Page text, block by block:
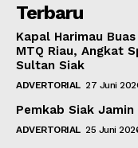
Terbaru
Kapal Harimau
MTQ Riau, Angkat
Sultan Siak
ADVERTORIAL 27 Juni
Pemkab Siak
ADVERTORIAL 25 Juni